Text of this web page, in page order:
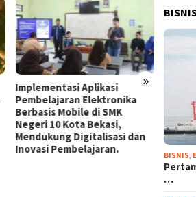
»
Implementasi Aplikasi
Pembelajaran Elektronika
Berbasis Mobile di SMK
Negeri 10 Kota Bekasi,
Mendukung Digitalisasi dan
Inovasi Pembelajaran.
Anak
BISNIS,
…